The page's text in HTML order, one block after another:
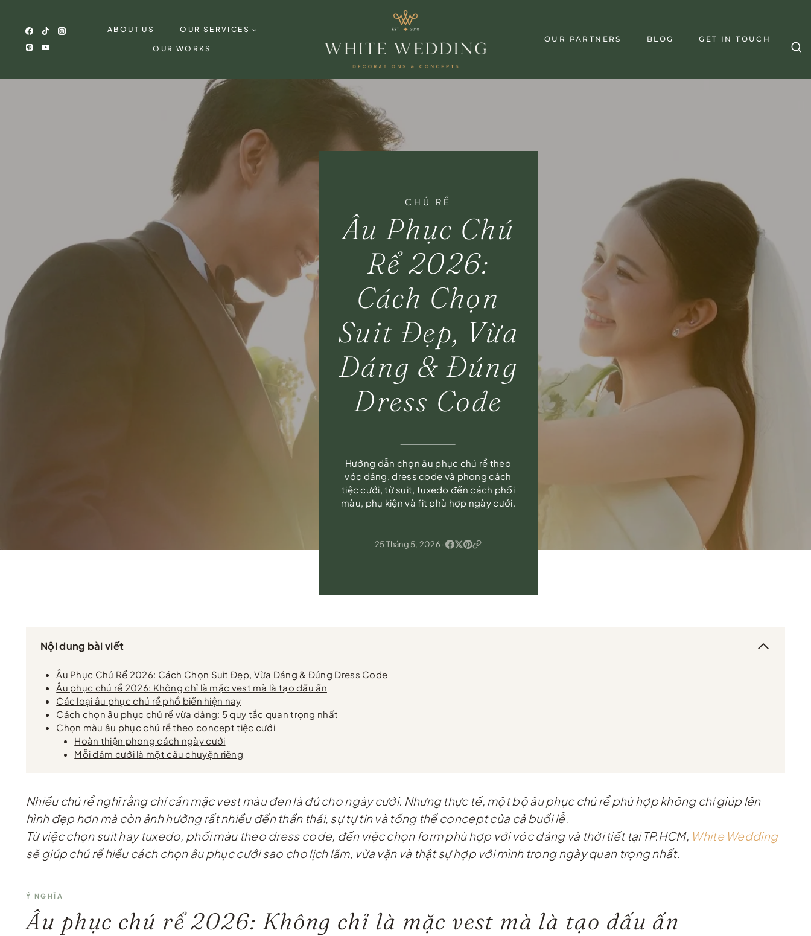
content
ABOUT US OUR SERVICES
OUR WORKS
OUR PARTNERS BLOG GET IN TOUCH
CHÚ RỂ
Âu Phục Chú
Rể 2026:
Cách Chọn
Suit Đẹp, Vừa
Dáng & Đúng
Dress Code
Hướng dẫn chọn âu phục chú rể theo
vóc dáng, dress code và phong cách
tiệc cưới, từ suit, tuxedo đến cách phối
màu, phụ kiện và fit phù hợp ngày cưới.
25 Tháng 5, 2026 ·
Nội dung bài viết
Âu Phục Chú Rể 2026: Cách Chọn Suit Đẹp, Vừa Dáng & Đúng Dress Code
Âu phục chú rể 2026: Không chỉ là mặc vest mà là tạo dấu ấn
Các loại âu phục chú rể phổ biến hiện nay
Cách chọn âu phục chú rể vừa dáng: 5 quy tắc quan trọng nhất
Chọn màu âu phục chú rể theo concept tiệc cưới
Hoàn thiện phong cách ngày cưới
Mỗi đám cưới là một câu chuyện riêng
Nhiều chú rể nghĩ rằng chỉ cần mặc vest màu đen là đủ cho ngày cưới. Nhưng thực tế, một bộ âu phục chú rể phù hợp không chỉ giúp lên
hình đẹp hơn mà còn ảnh hưởng rất nhiều đến thần thái, sự tự tin và tổng thể concept của cả buổi lễ.
Từ việc chọn suit hay tuxedo, phối màu theo dress code, đến việc chọn form phù hợp với vóc dáng và thời tiết tại TP.HCM, White Wedding
sẽ giúp chú rể hiểu cách chọn âu phục cưới sao cho lịch lãm, vừa vặn và thật sự hợp với mình trong ngày quan trọng nhất.
Ý NGHĨA
Âu phục chú rể 2026: Không chỉ là mặc vest mà là tạo dấu ấn